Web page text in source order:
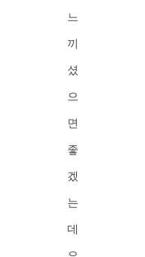
느
끼
셨
으
면
좋
겠
는
데